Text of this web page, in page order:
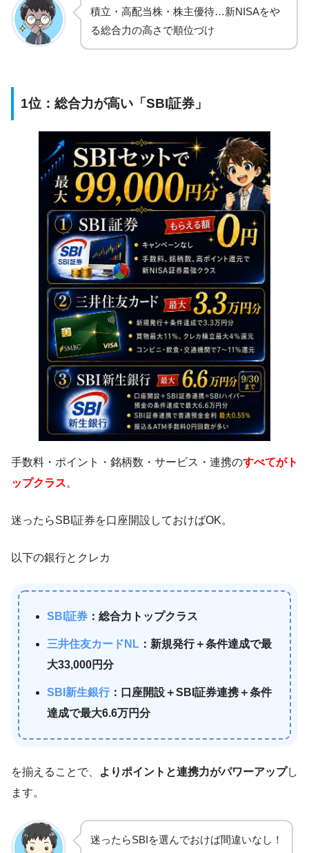
積立・高配当株・株主優待…新NISAをや
る総合力の高さで順位づけ
1位：総合力が高い「SBI証券」
手数料・ポイント・銘柄数・サービス・連携のすべてがト
ップクラス。
迷ったらSBI証券を口座開設しておけばOK。
以下の銀行とクレカ
SBI証券 ：総合力トップクラス
三井住友カードNL ：新規発行＋条件達成で最
大33,000円分
SBI新生銀行：口座開設＋SBI証券連携＋条件
達成で最大6.6万円分
を揃えることで、 よりポイントと連携力がパワーアップし
ます。
迷ったらSBIを選んでおけば間違いなし！